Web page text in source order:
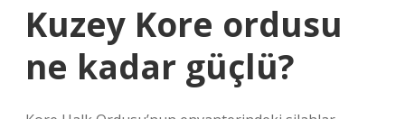
Kuzey Kore ordusu
ne kadar güçlü?